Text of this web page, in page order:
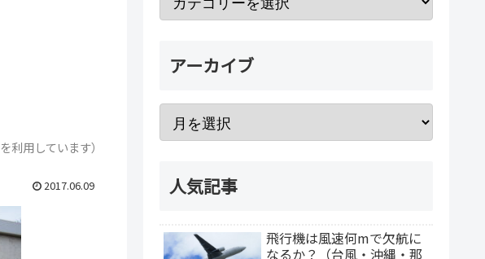
利用しています）
2017.06.09
アーカイブ
人気記事
飛行機は風速何mで欠航に
なるか？（台風・沖縄・那